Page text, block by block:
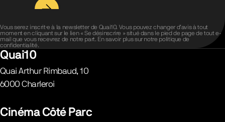
Vous serez inscrit·e à la newsletter de Quai10. Vous pouvez changer d’avis à tout
moment en cliquant sur le lien « Se désinscrire » situé dans le pied de page de tout e-
mail que vous recevrez de notre part. En savoir plus sur notre politique de
confidentialité.
Quai10
Quai Arthur Rimbaud, 10
6000 Charleroi
Cinéma Côté Parc